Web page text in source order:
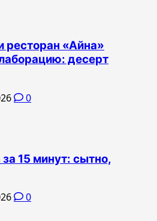
ресторан «Айна»
десерт
0
15 минут: сытно,
0